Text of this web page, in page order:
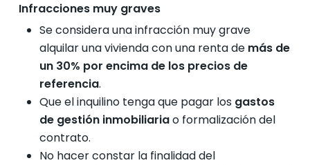
Infracciones muy graves
Se considera una infracción muy grave
alquilar una vivienda con una renta de más de
un 30% por encima de los precios de
referencia.
Que el inquilino tenga que pagar los gastos
de gestión inmobiliariao formalización del
contrato.
No hacer constar la finalidad del